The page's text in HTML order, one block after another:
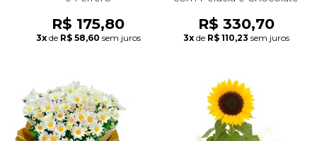
R$ 175,80
3x de R$ 58,60 sem juros
R$ 330,70
3x de R$ 110,23 sem juros